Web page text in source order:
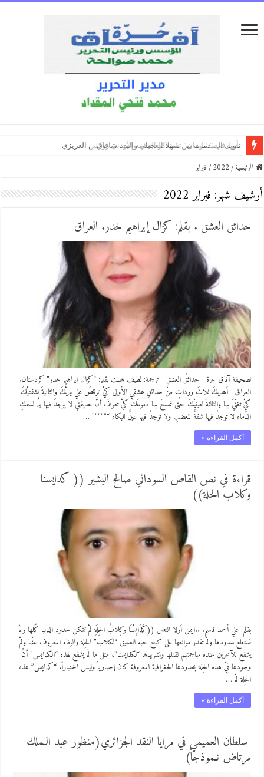
ملفات سرية/بقلم:*أمة الله الأحمدي
عجز/بقلم:علي أحمد عبده قاسم
أعرض الإبداع/ بقلم:إبراهيم طلحة
الرئيسية/
2022
/فبراير
أرشيف شهر: فبراير 2022
حدائق العشق . بقلم: كزال إبراهيم خدر. العراق
لصحيفة آفاق حرة حدائقُ العشقِ ترجمة: لطيف هلمت بقلم: “كزال ابراهيم خدر” كردستان.
العراق أهديكَ ثلاثَ ورداتٍ منْ حدائقِ عشقي الأولى كيْ ترقصَ علي يديْكَ والثانيةَ لشفتيْكَ
كيْ تغنّيَ بها والثالثةَ لعينيْكَ حتى تمسحَ بها دموعَكَ كيْ تعرفَ أنَّ حديقتي لا يوجدُ فيها يدٌ لسفكِ
الدّماءِ لا توجدُ فيها شفةٌ للغضبِ ولا توجدُ فيها عينٌ للبكاءِ “””””” …
أكمل القراءة »
قراءة في نص القاص السوداني صالح البشير (( كدايسنا
وكلاب الحلة))
بقلم: علي أحمد قاسم. ..اليمن أولا النص ((كَدَايِسْنَا وكِلابُ الحِلَةِ لمْ تتمكن حدود الدنيا كًلها ولمْ
تستطع سدودها ولمْ تقدر موانعها على كبح حبه العميق “لكلاب” الحِلة والوفاء المعروف عنْها ولمْ
يشفع للآخرين عنده مهاجمتهم لقتلها وتشريدها “لكدايسنا”، مثل ما لمْ يشفع لهذه “الكدايس” أنَّ
وجودها فِيْ هذه الحِلة بحدودها الجغرافية المعروفة كان إجبارياً وليس اختياراً. “كدايس” هذه
الحِلة لمْ …
أكمل القراءة »
سلطان العميمي في مرايا النقد الجزائري(منظور عبد الـملك
مرتاض نـموذجاً)